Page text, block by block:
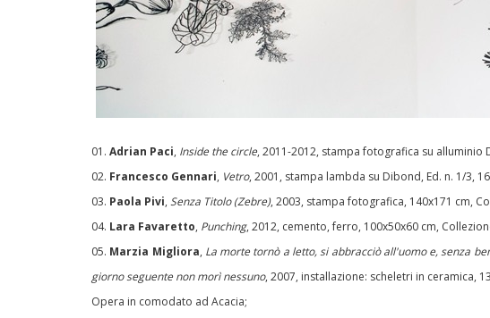
01. Adrian Paci, Inside the circle, 2011-2012, stampa fotografica su alluminio
02. Francesco Gennari, Vetro, 2001, stampa lambda su Dibond, Ed. n. 1/3,
03. Paola Pivi, Senza Titolo (Zebre), 2003, stampa fotografica, 140x171 cm,
04. Lara Favaretto, Punching, 2012, cemento, ferro, 100x50x60 cm,
05. Marzia Migliora, La morte tornò a letto, si abbracciò all'uomo e, senza
giorno seguente non morì nessuno, 2007, installazione: scheletri in ceramica,
Opera in comodato ad Acacia;